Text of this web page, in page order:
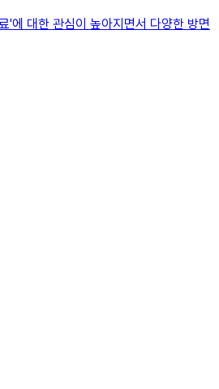
'에 대한 관심이 높아지면서 다양한 방면